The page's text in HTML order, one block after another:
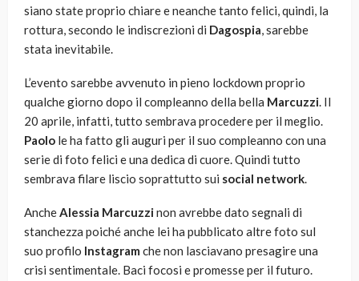
siano state proprio chiare e neanche tanto felici, quindi, la
rottura, secondo le indiscrezioni di Dagospia, sarebbe
stata inevitabile.
L’evento sarebbe avvenuto in pieno lockdown proprio
qualche giorno dopo il compleanno della bella Marcuzzi. Il
20 aprile, infatti, tutto sembrava procedere per il meglio.
Paolo le ha fatto gli auguri per il suo compleanno con una
serie di foto felici e una dedica di cuore. Quindi tutto
sembrava filare liscio soprattutto sui social network.
AncheAlessia Marcuzzinon avrebbe dato segnali di
stanchezza poiché anche lei ha pubblicato altre foto sul
suo profilo Instagram che non lasciavano presagire una
crisi sentimentale. Baci focosi e promesse per il futuro.